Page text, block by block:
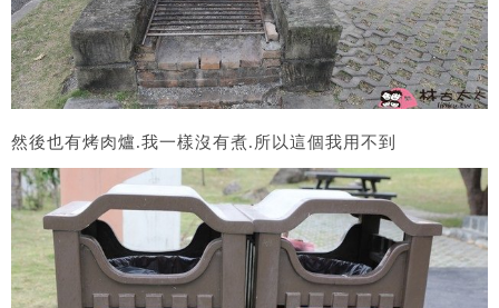
然後也有烤肉爐.我一樣沒有煮.所以這個我用不到